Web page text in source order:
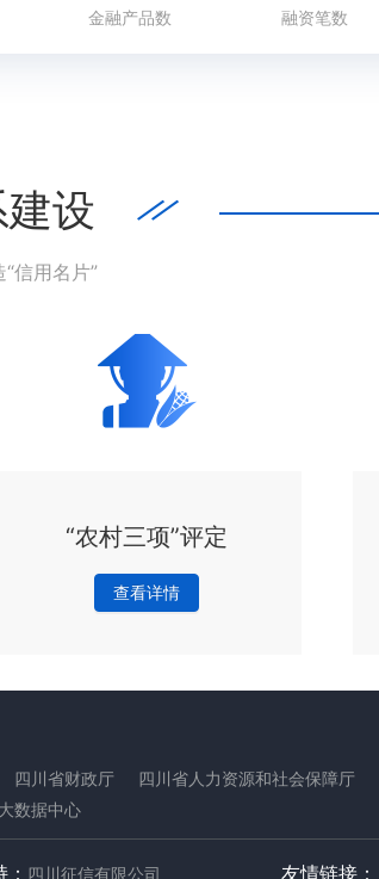
金融产品数
融资笔数
设 ||
信用名片”
“农村三项”评定
查看详情
四川省财政厅 四川省人力资源和社会保障厅
数据中心
： 四川征信有限公司 友情链接：